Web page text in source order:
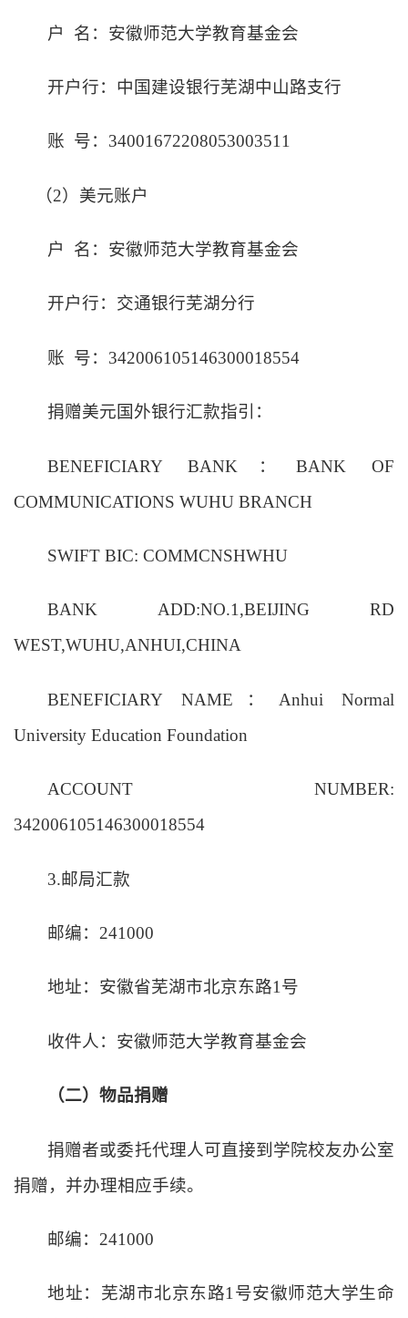
户 名：安徽师范大学教育基金会
开户行：中国建设银行芜湖中山路支行
账 号：34001672208053003511
（2）美元账户
户 名：安徽师范大学教育基金会
开户行：交通银行芜湖分行
账 号：342006105146300018554
捐赠美元国外银行汇款指引：
BENEFICIARY BANK：BANK OF
COMMUNICATIONS WUHU BRANCH
SWIFT BIC: COMMCNSHWHU
BANK ADD:NO.1,BEIJING RD
WEST,WUHU,ANHUI,CHINA
BENEFICIARY NAME：Anhui Normal
University Education Foundation
ACCOUNT NUMBER:
342006105146300018554
3.邮局汇款
邮编： 241000
地址：安徽省芜湖市北京东路1号
收件人：安徽师范大学教育基金会
（二）物品捐赠
捐赠者或委托代理人可直接到学院校友办公室
捐赠，并办理相应手续。
邮编： 241000
地址：芜湖市北京东路1号安徽师范大学生命